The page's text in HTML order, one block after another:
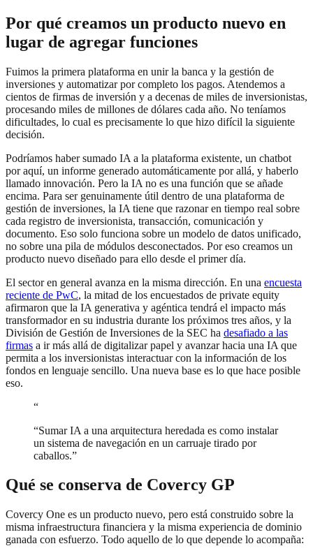
Por qué creamos un producto nuevo en
lugar de agregar funciones
Fuimos la primera plataforma en unir la banca y la gestión de
inversiones y automatizar por completo los pagos. Atendemos a
cientos de firmas de inversión y a decenas de miles de inversionistas,
procesando miles de millones de dólares cada año. No teníamos
dificultades, lo cual es precisamente lo que hizo difícil la siguiente
decisión.
Podríamos haber sumado IA a la plataforma existente, un chatbot
por aquí, un informe generado automáticamente por allá, y haberlo
llamado innovación. Pero la IA no es una función que se añade
encima. Para ser genuinamente útil dentro de una plataforma de
gestión de inversiones, la IA tiene que razonar en tiempo real sobre
cada registro de inversionista, transacción, comunicación y
documento. Eso solo funciona sobre un modelo de datos unificado,
no sobre una pila de módulos desconectados. Por eso creamos un
producto nuevo diseñado para ello desde el primer día.
El sector en general avanza en la misma dirección. En una encuesta
reciente de PwC, la mitad de los encuestados de private equity
afirmaron que la IA generativa y agéntica tendrá el impacto más
transformador en su industria durante los próximos tres años, y la
División de Gestión de Inversiones de la SEC ha desafiado a las
firmas a ir más allá de digitalizar papel y avanzar hacia una IA que
permita a los inversionistas interactuar con la información de los
fondos en lenguaje sencillo. Una nueva base es lo que hace posible
eso.
“
“Sumar IA a una arquitectura heredada es como instalar
un sistema de navegación en un carruaje tirado por
caballos.”
Qué se conserva de Covercy GP
Covercy One es un producto nuevo, pero está construido sobre la
misma infraestructura financiera y la misma experiencia de dominio
ganada con esfuerzo. Todo aquello de lo que depende lo acompaña: